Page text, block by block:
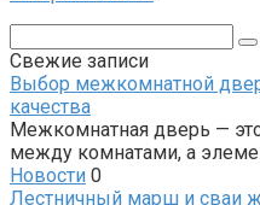
Свежие записи
Выбор межкомнатной
качества
Межкомнатная дверь —
между комнатами, а
Новости 0
Лестничный марш и сваи